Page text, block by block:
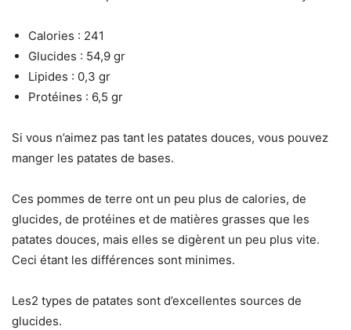
Calories : 241
Glucides : 54,9 gr
Lipides : 0,3 gr
Protéines : 6,5 gr
Si vous n’aimez pas tant les patates douces, vous pouvez
manger les patates de bases.
Ces pommes de terre ont un peu plus de calories, de
glucides, de protéines et de matières grasses que les
patates douces, mais elles se digèrent un peu plus vite.
Ceci étant les différences sont minimes.
Les2 types de patates sont d’excellentes sources de
glucides.